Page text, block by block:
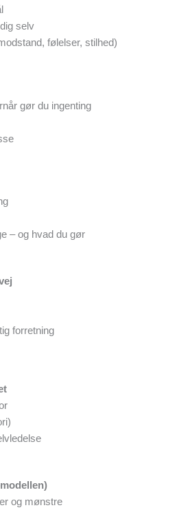
selv
følelser, stilhed)
gør du ingenting
– og hvad du gør
forretning
og mønstre